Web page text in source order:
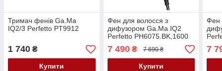
Тримач фенів Ga.Ma
IQ2/3 Perfetto PT9912
1 740 ₴
Купити
Фен для волосся з
дифузором Ga.Ma IQ2
Perfetto PH6075.BK,1600
Вт,110 000 об/хв,294 г,74
м³/год,чорний
7 490₴ 7 690 ₴
Купити
Фен
м³/
7